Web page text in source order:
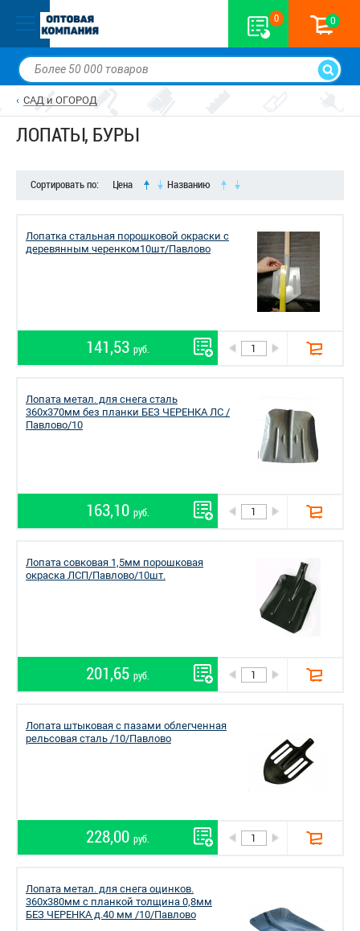
0 0
САД и ОГОРОД
ЛОПАТЫ, БУРЫ
Сортировать по: Цена Названию
Лопатка стальная порошковой окраски с
деревянным черенком10шт/Павлово
141,53 руб.
Лопата метал. для снега сталь
360х370мм без планки БЕЗ ЧЕРЕНКА ЛС /
Павлово/10
163,10 руб.
Лопата совковая 1,5мм порошковая
окраска ЛСП/Павлово/10шт.
201,65 руб.
Лопата штыковая с пазами облегченная
рельсовая сталь /10/Павлово
228,00 руб.
Лопата метал. для снега оцинков.
360х380мм с планкой толщина 0,8мм
БЕЗ ЧЕРЕНКА д.40 мм /10/Павлово